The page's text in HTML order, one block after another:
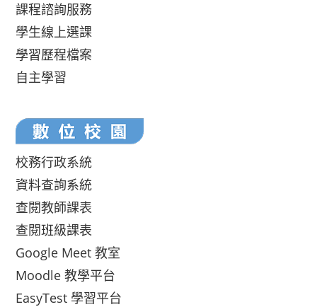
課程諮詢服務
學生線上選課
學習歷程檔案
自主學習
校務行政系統
資料查詢系統
查閱教師課表
查閱班級課表
Google Meet 教室
Moodle 教學平台
EasyTest 學習平台